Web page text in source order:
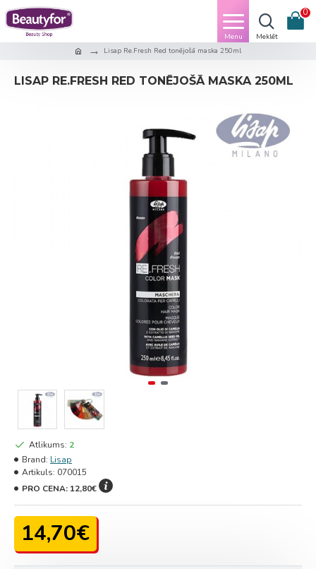
0
Lisap Re.Fresh Red tonējošā maska 250ml
LISAP RE.FRESH RED TONĒJOŠĀ MASKA 250ML
14,70€
Atlikums: 2
Brand: Lisap
Artikuls: 070015
PRO CENA: 12,80€